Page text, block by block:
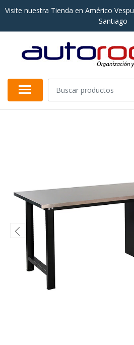
Visite nuestra Tienda en Américo
Santiago